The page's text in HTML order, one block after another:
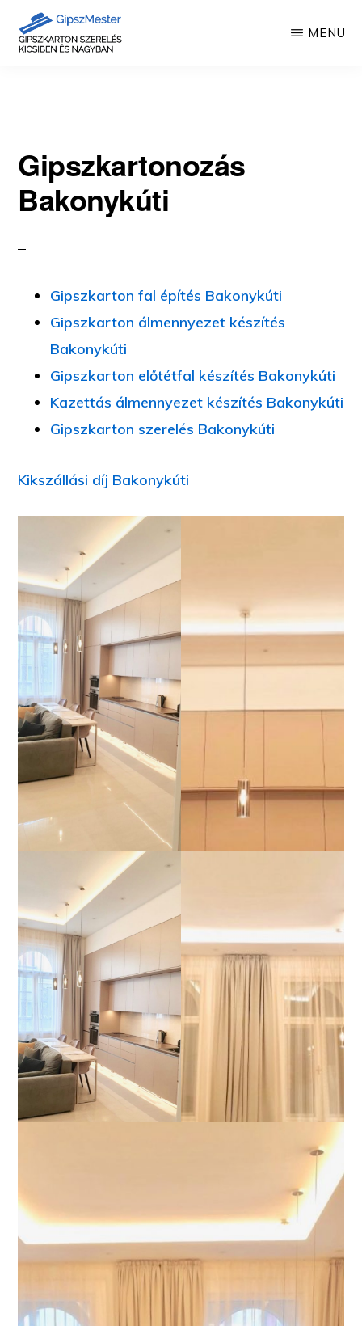
MENU
Gipszkartonozás
Bakonykúti
Gipszkarton fal építés Bakonykúti
Gipszkarton álmennyezet készítés
Bakonykúti
Gipszkarton előtétfal készítés Bakonykúti
Kazettás álmennyezet készítés Bakonykúti
Gipszkarton szerelés Bakonykúti
Kikszállási díj Bakonykúti